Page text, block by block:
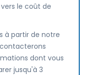
le coût de
à partir de notre
dont vous
jusqu'à 3